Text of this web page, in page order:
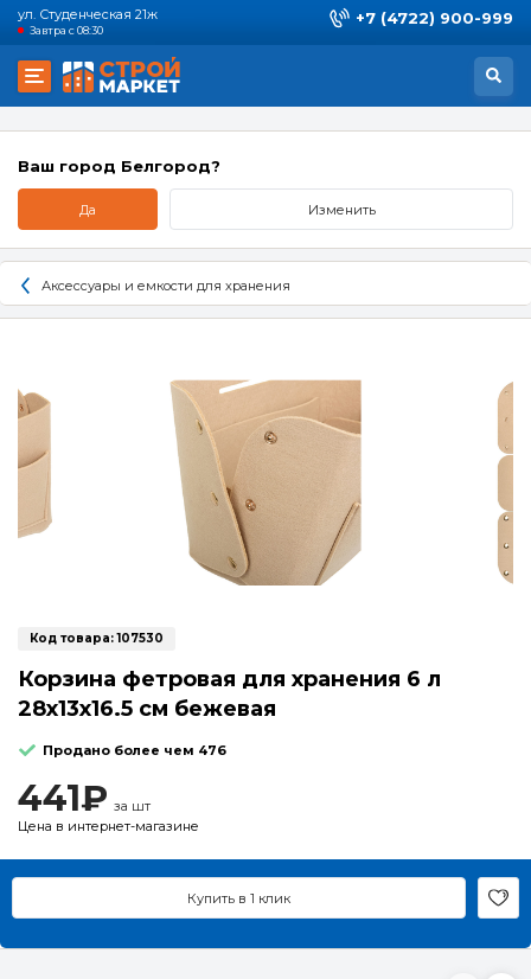
ул. Студенческая 21ж
Завтра с 08:30
+7 (4722) 900-999
Ваш город Белгород?
Да Изменить
Аксессуары и емкости для хранения
Код товара:107530
Корзина фетровая для хранения 6 л
28х13х16.5 см бежевая
Продано более чем 476
441₽ за шт
Цена в интернет-магазине
Купить в 1 клик